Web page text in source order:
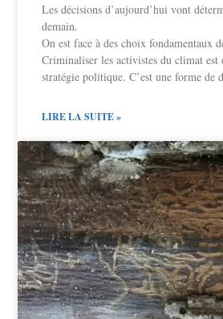
Les décisions d’aujourd’hui vont
demain.
On est face à des choix fondamentaux
Criminaliser les activistes du climat est
stratégie politique. C’est une forme de
LIRE LA SUITE »